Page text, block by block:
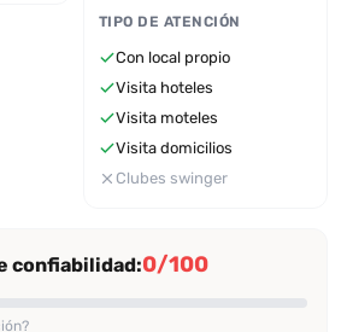
TIPO DE ATENCIÓN
Con local propio
Visita hoteles
Visita moteles
Visita domicilios
Clubes swinger
confiabilidad:0/100